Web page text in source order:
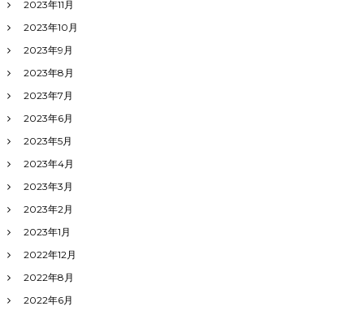
2023年11月
2023年10月
2023年9月
2023年8月
2023年7月
2023年6月
2023年5月
2023年4月
2023年3月
2023年2月
2023年1月
2022年12月
2022年8月
2022年6月